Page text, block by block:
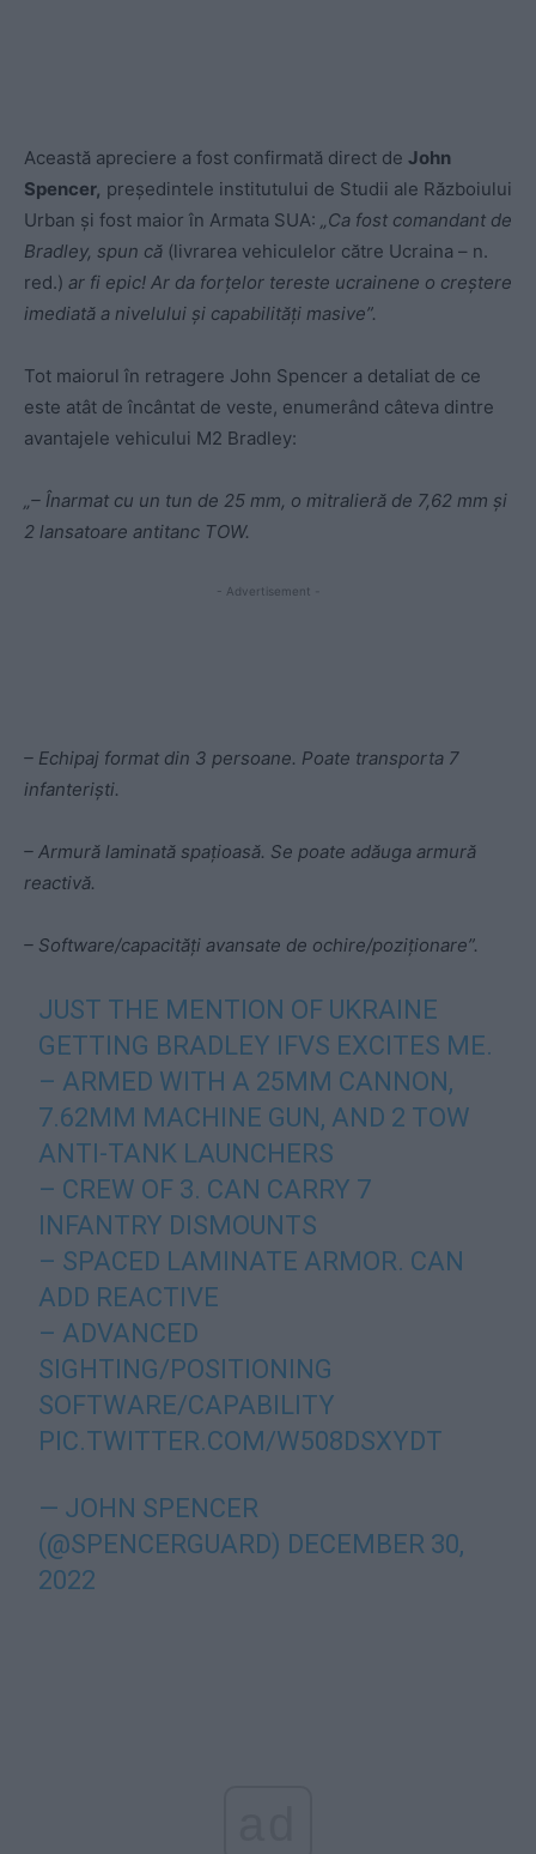
Această apreciere a fost confirmată direct de John
Spencer, președintele institutului de Studii ale Războiului
Urban și fost maior în Armata SUA: „Ca fost comandant de
Bradley, spun că (livrarea vehiculelor către Ucraina – n.
red.) ar fi epic! Ar da forțelor tereste ucrainene o creștere
imediată a nivelului și capabilități masive”.
Tot maiorul în retragere John Spencer a detaliat de ce
este atât de încântat de veste, enumerând câteva dintre
avantajele vehicului M2 Bradley:
„– Înarmat cu un tun de 25 mm, o mitralieră de 7,62 mm și
2 lansatoare antitanc TOW.
- Advertisement -
– Echipaj format din 3 persoane. Poate transporta 7
infanteriști.
– Armură laminată spațioasă. Se poate adăuga armură
reactivă.
– Software/capacități avansate de ochire/poziționare”.
JUST THE MENTION OF UKRAINE
GETTING BRADLEY IFVS EXCITES ME.
– ARMED WITH A 25MM CANNON,
7.62MM MACHINE GUN, AND 2 TOW
ANTI-TANK LAUNCHERS
– CREW OF 3. CAN CARRY 7
INFANTRY DISMOUNTS
– SPACED LAMINATE ARMOR. CAN
ADD REACTIVE
– ADVANCED
SIGHTING/POSITIONING
SOFTWARE/CAPABILITY
PIC.TWITTER.COM/W508DSXYDT
— JOHN SPENCER
(@SPENCERGUARD) DECEMBER 30,
2022